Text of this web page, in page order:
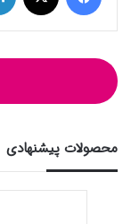
محصولات پیشنهادی